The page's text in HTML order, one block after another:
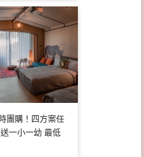
團購！四方案任
一小一幼 最低